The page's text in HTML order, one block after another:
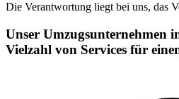
Die Verantwortung liegt bei uns, das
Unser Umzugsunternehmen
Vielzahl von Services für